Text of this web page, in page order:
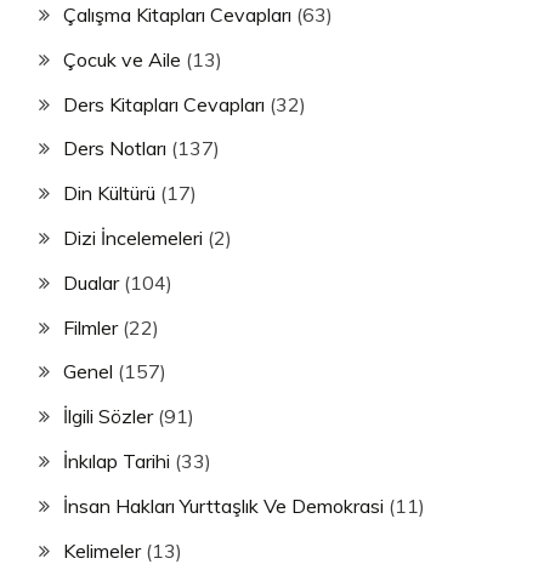
Çalışma Kitapları Cevapları (63)
Çocuk ve Aile (13)
Ders Kitapları Cevapları (32)
Ders Notları (137)
Din Kültürü (17)
Dizi İncelemeleri (2)
Dualar(104)
Filmler(22)
Genel (157)
İlgili Sözler(91)
İnkılap Tarihi (33)
İnsan Hakları Yurttaşlık Ve Demokrasi (11)
Kelimeler(13)